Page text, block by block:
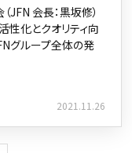
会長：黒坂修）
性化とクオリティ向
グループ全体の発
2021.11.26